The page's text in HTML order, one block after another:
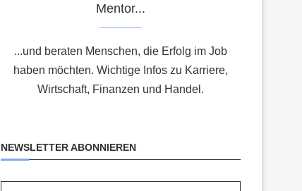
Mentor...
...und beraten Menschen, die Erfolg im Job
haben möchten. Wichtige Infos zu Karriere,
Wirtschaft, Finanzen und Handel.
NEWSLETTER ABONNIEREN